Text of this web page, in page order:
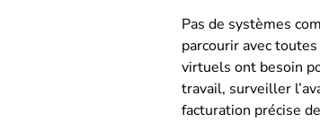
Pas de systèmes
parcourir avec
virtuels ont besoin
travail, surveiller
facturation précise